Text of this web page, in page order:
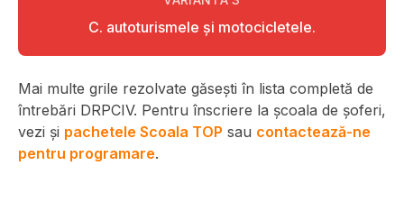
C. autoturismele şi motocicletele.
Mai multe grile rezolvate găsești în lista completă de
întrebări DRPCIV. Pentru înscriere la școala de șoferi,
vezi și pachetele Scoala TOP sau contactează-ne
pentru programare.